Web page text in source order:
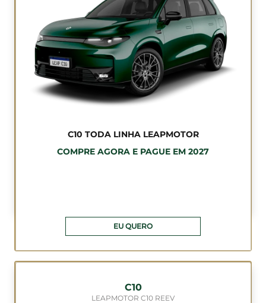
C10 TODA LINHA LEAPMOTOR
COMPRE AGORA E PAGUE EM 2027
EU QUERO
C10
LEAPMOTOR C10 REEV